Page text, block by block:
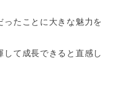
ったことに大きな魅力を
して成長できると直感し